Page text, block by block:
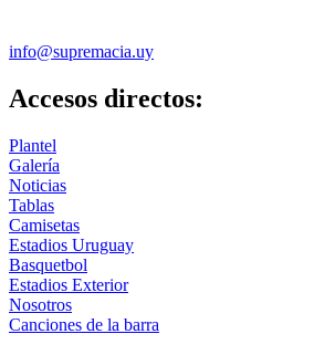
info@supremacia.uy
Accesos directos:
Plantel
Galería
Noticias
Tablas
Camisetas
Estadios Uruguay
Basquetbol
Estadios Exterior
Nosotros
Canciones de la barra